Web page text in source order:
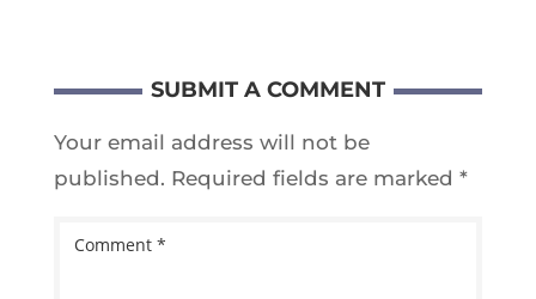
SUBMIT A COMMENT
Your email address will not be
published. Required fields are marked *